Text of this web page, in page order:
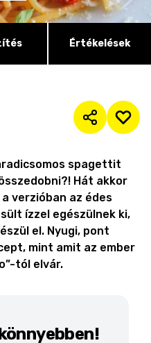
Értékelések
spagettit
Hát akkor
verzióban az édes
ízzel egészülnek ki,
el. Nyugi, pont
mint amit az ember
tól elvár.